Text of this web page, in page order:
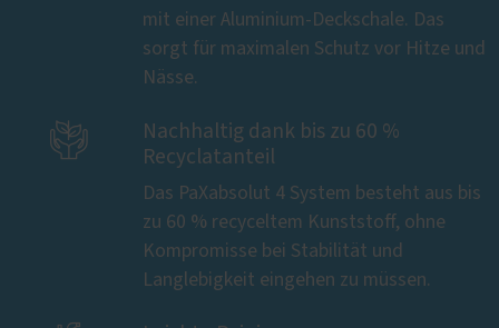
mit einer Aluminium-Deckschale. Das
sorgt für maximalen Schutz vor Hitze und
Nässe.

Nachhaltig dank bis zu 60 %
Recyclatanteil
Das PaXabsolut 4 System besteht aus bis
zu 60 % recyceltem Kunststoff, ohne
Kompromisse bei Stabilität und
Langlebigkeit eingehen zu müssen.